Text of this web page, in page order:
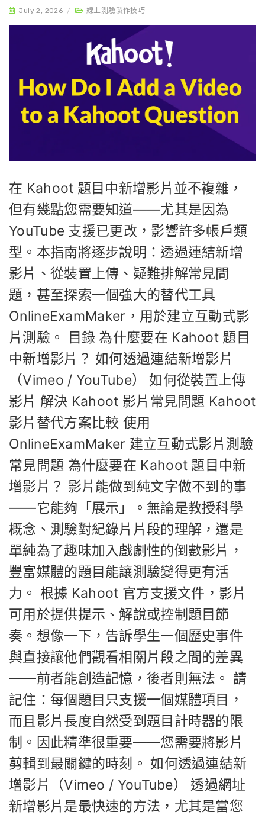
July 2, 2026 / 線上測驗製作技巧
在 Kahoot 題目中新增影片並不複雜，
但有幾點您需要知道——尤其是因為
YouTube 支援已更改，影響許多帳戶類
型。本指南將逐步說明：透過連結新增
影片、從裝置上傳、疑難排解常見問
題，甚至探索一個強大的替代工具
OnlineExamMaker，用於建立互動式影
片測驗。 目錄 為什麼要在 Kahoot 題目
中新增影片？ 如何透過連結新增影片
（Vimeo / YouTube） 如何從裝置上傳
影片 解決 Kahoot 影片常見問題 Kahoot
影片替代方案比較 使用
OnlineExamMaker 建立互動式影片測驗
常見問題 為什麼要在 Kahoot 題目中新
增影片？ 影片能做到純文字做不到的事
——它能夠「展示」。無論是教授科學
概念、測驗對紀錄片片段的理解，還是
單純為了趣味加入戲劇性的倒數影片，
豐富媒體的題目能讓測驗變得更有活
力。 根據 Kahoot 官方支援文件，影片
可用於提供提示、解說或控制題目節
奏。想像一下，告訴學生一個歷史事件
與直接讓他們觀看相關片段之間的差異
——前者能創造記憶，後者則無法。 請
記住：每個題目只支援一個媒體項目，
而且影片長度自然受到題目計時器的限
制。因此精準很重要——您需要將影片
剪輯到最關鍵的時刻。 如何透過連結新
增影片（Vimeo / YouTube） 透過網址
新增影片是最快速的方法，尤其是當您